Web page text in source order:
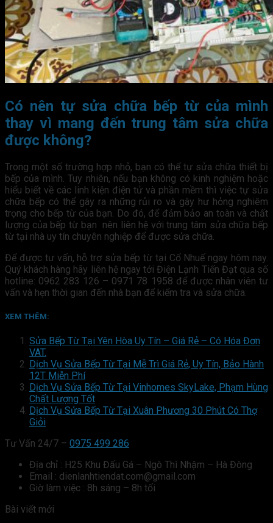
Có nên tự sửa chữa bếp từ của mình
thay vì mang đến trung tâm sửa chữa
được không?
Trong một số trường hợp nhỏ, bạn có thể tự sửa chữa thiết bị
bếp của mình. Tuy nhiên, nếu bạn không có kinh nghiệm hoặc
hiểu biết về các linh kiện điện tử và phần mềm thì việc tự sửa
chữa bếp có thể gây ra những rủi ro và gây hư hỏng nghiêm
trọng cho bếp từ của bạn. Do đó, để đảm bảo an toàn và chất
lượng của bếp từ bạn nên liên hệ với trung tâm sửa chữa bếp
từ tại nhà uy tín chuyên nghiệp để được sửa chữa.
Để được tư vấn, hỗ trợ sửa bếp từ tại Cổ Nhuế ngay hôm nay.
Quý khách hàng hãy liên hệ ngay tới Điện Lạnh Tiến Đạt qua số
hotline: 0962 283 126 – 0971 78 1958 để được nhân viên tư
vấn và hẹn thời gian đến nhà bạn để kiểm tra và sửa chữa.
XEM THÊM:
Sửa Bếp Từ Tại Yên Hòa Uy Tín – Giá Rẻ – Có Hóa Đơn
VAT.
Dịch Vụ Sửa Bếp Từ Tại Mễ Trì Giá Rẻ, Uy Tín, Bảo Hành
12T Miễn Phí
Dịch Vụ Sửa Bếp Từ Tại Vinhomes SkyLake, Phạm Hùng
Chất Lượng Tốt
Dịch Vụ Sửa Bếp Từ Tại Xuân Phương 30 Phút Có Thợ
Giỏi
Tư Vấn 24/7 – 0975 499 286
Địa chỉ : H25 Khu Đấu Gá – Ngô Thì Nhậm – Hà Đông
Email : dienlanhtiendat.com@gmail.com
Giờ làm việc : 8h sáng – 8h tối
Bài viết mới